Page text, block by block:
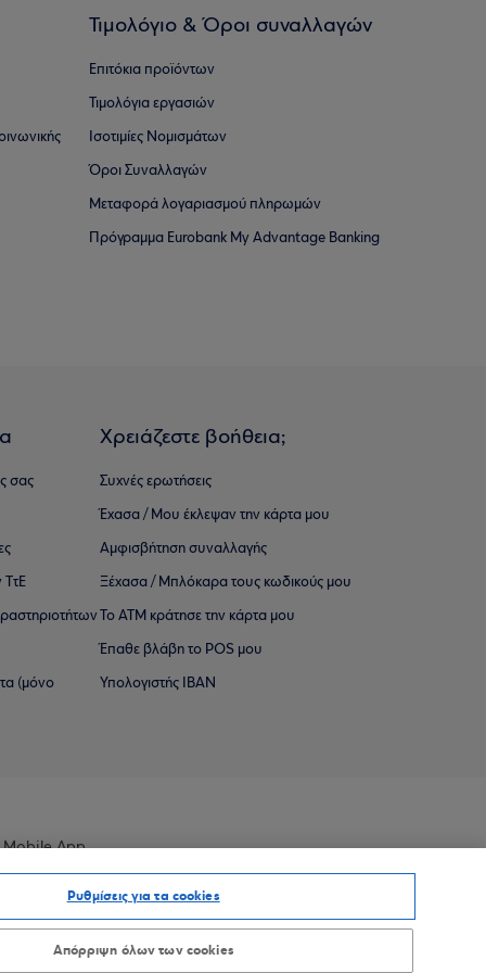
Τιμολόγιο & Όροι συναλλαγών
Επιτόκια προϊόντων
Τιμολόγια εργασιών
Ισοτιμίες Νομισμάτων
Όροι Συναλλαγών
Μεταφορά λογαριασμού πληρωμών
Πρόγραμμα Eurobank My Advantage Banking
σας
ΤτΕ
(μόνο
Χρειάζεστε βοήθεια;
Συχνές ερωτήσεις
Έχασα / Μου έκλεψαν την κάρτα μου
Αμφισβήτηση συναλλαγής
Ξέχασα / Μπλόκαρα τους κωδικούς μου
Το ΑΤΜ κράτησε την κάρτα μου
Έπαθε βλάβη το POS μου
Υπολογιστής IBAN
Mobile App
Ρυθμίσεις για τα cookies
Απόρριψη όλων των cookies